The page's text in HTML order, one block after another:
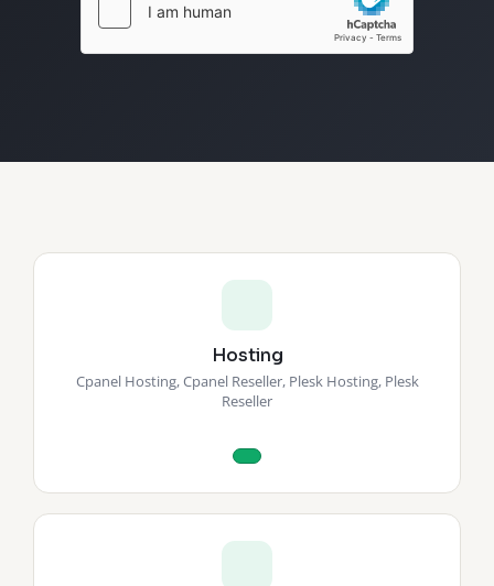
Hosting
Cpanel Hosting, Cpanel Reseller, Plesk Hosting, Plesk
Reseller